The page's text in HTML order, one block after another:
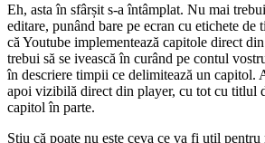
Eh, asta în sfârșit s-a întâmplat. Nu mai
editare, punând bare pe ecran cu etichete de
că Youtube implementează capitole direct
trebui să se ivească în curând pe contul
în descriere timpii ce delimitează un capitol.
apoi vizibilă direct din player, cu tot cu titlul
capitol în parte.
Știu că poate nu este ceva ce va fi util